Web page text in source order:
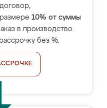
10% от суммы
в производство.
без %.